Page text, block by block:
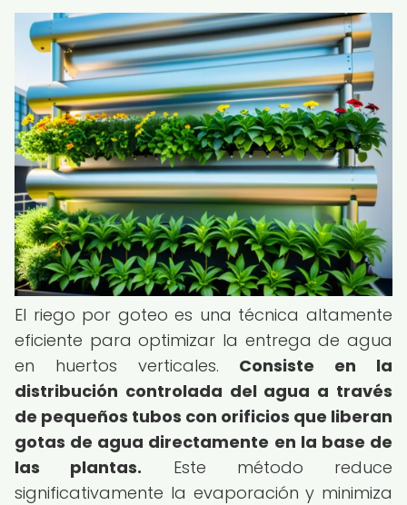
El riego por goteo es una técnica altamente
eficiente para optimizar la entrega de agua
en huertos verticales. Consiste en la
distribución controlada del agua a través
de pequeños tubos con orificios que liberan
gotas de agua directamente en la base de
las plantas. Este método reduce
significativamente la evaporación y minimiza